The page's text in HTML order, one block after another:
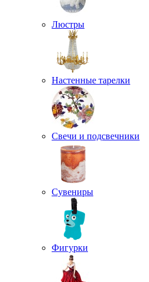
Люстры
Настенные тарелки
Свечи и подсвечники
Сувениры
Фигурки